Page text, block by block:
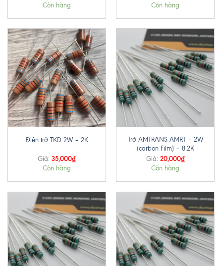
Còn hàng Còn hàng
Điện trở TKD 2W – 2K
Giá: 35,000₫
Còn hàng
Trở AMTRANS AMRT – 2W
(carbon Film) – 8.2K
Giá: 20,000₫
Còn hàng